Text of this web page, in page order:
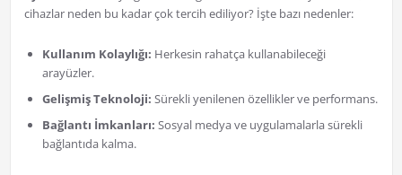
cihazlar neden bu kadar çok tercih ediliyor? İşte bazı nedenler:
Kullanım Kolaylığı: Herkesin rahatça kullanabileceği
arayüzler.
Gelişmiş Teknoloji: Sürekli yenilenen özellikler ve performans.
Bağlantı İmkanları: Sosyal medya ve uygulamalarla sürekli
bağlantıda kalma.